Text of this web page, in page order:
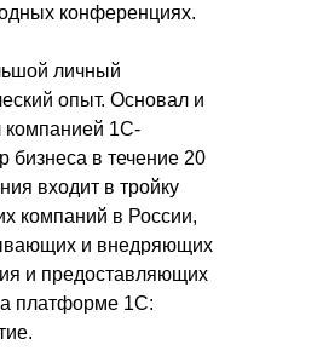
конференциях.
личный
опыт. Основал и
компанией 1С-
бизнеса в течение 20
входит в тройку
компаний в России,
и внедряющих
и предоставляющих
платформе 1С: